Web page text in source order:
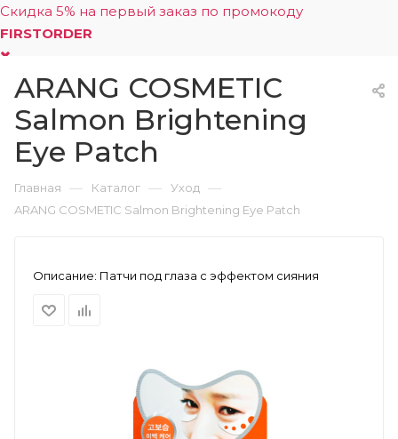
Скидка 5% на первый заказ по промокоду
FIRSTORDER
0
ARANG COSMETIC
Salmon Brightening
Eye Patch
Главная — Каталог — Уход —
ARANG COSMETIC Salmon Brightening Eye Patch
Описание: Патчи под глаза с эффектом сияния